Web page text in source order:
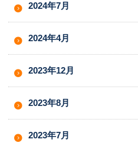
2024年7月
2024年4月
2023年12月
2023年8月
2023年7月